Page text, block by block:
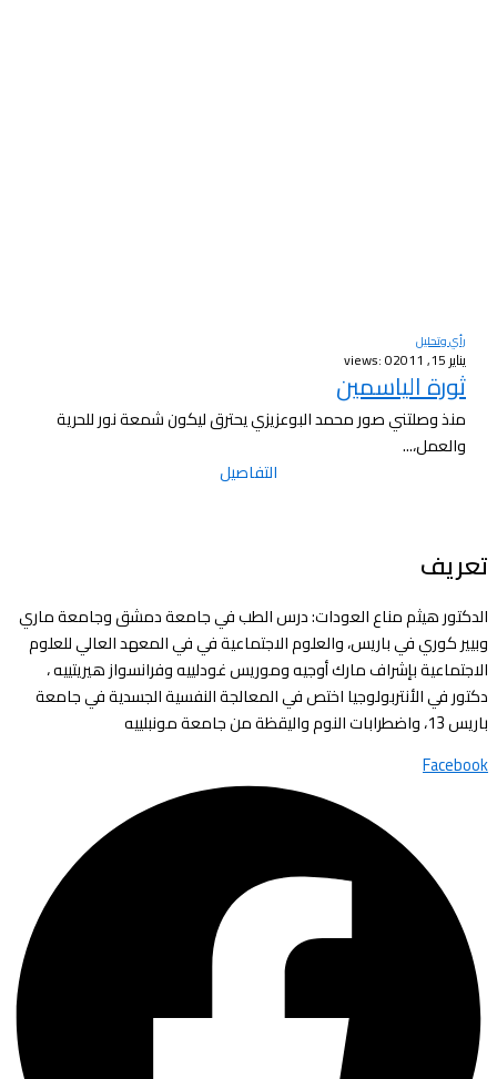
رأي وتحليل
يناير 15, 2011 views: 0
ثورة الياسمين
منذ وصلتني صور محمد البوعزيزي يحترق ليكون شمعة نور للحرية
والعمل،...
التفاصيل
تعريف
الدكتور هيثم مناع العودات: درس الطب في جامعة دمشق وجامعة ماري
وبيير كوري في باريس، والعلوم الاجتماعية في في المعهد العالي للعلوم
الاجتماعية بإشراف مارك أوجيه وموريس غودلييه وفرانسواز هيريتييه ،
دكتور في الأنتربولوجيا اختص في المعالجة النفسية الجسدية في جامعة
باريس 13، واضطرابات النوم واليقظة من جامعة مونبلييه
Facebook